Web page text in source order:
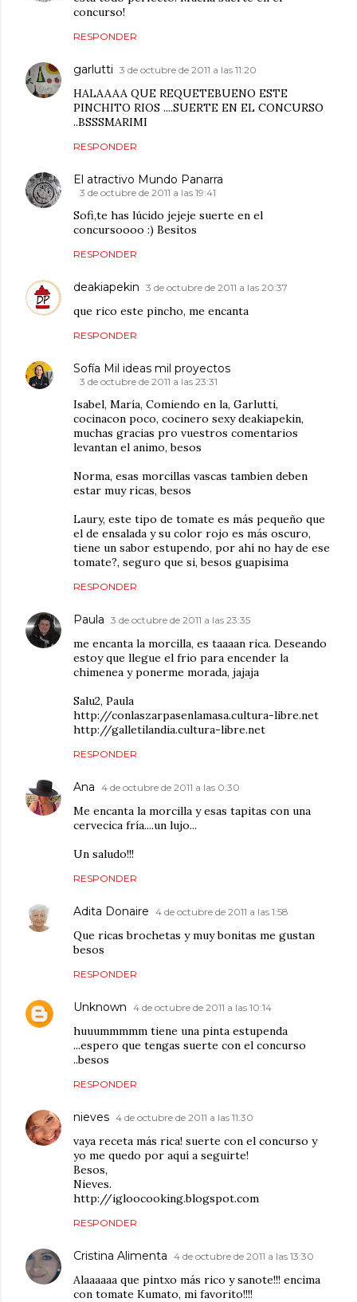
concurso!
RESPONDER
garlutti 3 de octubre de 2011 a las 11:20
HALAAAA QUE REQUETEBUENO ESTE
PINCHITO RIOS ....SUERTE EN EL CONCURSO
..BSSSMARIMI
RESPONDER
El atractivo Mundo Panarra
3 de octubre de 2011 a las 19:41
Sofi,te has lúcido jejeje suerte en el
concursoooo :) Besitos
RESPONDER
deakiapekin 3 de octubre de 2011 a las 20:37
que rico este pincho, me encanta
RESPONDER
Sofía Mil ideas mil proyectos
3 de octubre de 2011 a las 23:31
Isabel, María, Comiendo en la, Garlutti,
cocinacon poco, cocinero sexy deakiapekin,
muchas gracias pro vuestros comentarios
levantan el animo, besos
Norma, esas morcillas vascas tambien deben
estar muy ricas, besos
Laury, este tipo de tomate es más pequeño que
el de ensalada y su color rojo es más oscuro,
tiene un sabor estupendo, por ahí no hay de ese
tomate?, seguro que si, besos guapisima
RESPONDER
Paula 3 de octubre de 2011 a las 23:35
me encanta la morcilla, es taaaan rica. Deseando
estoy que llegue el frio para encender la
chimenea y ponerme morada, jajaja
Salu2, Paula
http://conlaszarpasenlamasa.cultura-libre.net
http://galletilandia.cultura-libre.net
RESPONDER
Ana 4 de octubre de 2011 a las 0:30
Me encanta la morcilla y esas tapitas con una
cervecica fría....un lujo...
Un saludo!!!
RESPONDER
Adita Donaire 4 de octubre de 2011 a las 1:58
Que ricas brochetas y muy bonitas me gustan
besos
RESPONDER
Unknown 4 de octubre de 2011 a las 10:14
huuummmmm tiene una pinta estupenda
...espero que tengas suerte con el concurso
..besos
RESPONDER
nieves 4 de octubre de 2011 a las 11:30
vaya receta más rica! suerte con el concurso y
yo me quedo por aquí a seguirte!
Besos,
Nieves.
http://igloocooking.blogspot.com
RESPONDER
Cristina Alimenta 4 de octubre de 2011 a las 13:30
Alaaaaaa que pintxo más rico y sanote!!! encima
con tomate Kumato, mi favorito!!!!